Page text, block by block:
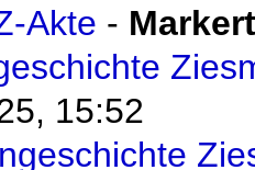
Akte -
15:52